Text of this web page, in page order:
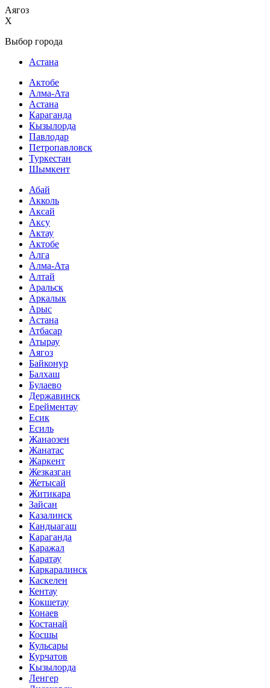
Аягоз
X
Выбор города
Астана
Актобе
Алма-Ата
Астана
Караганда
Кызылорда
Павлодар
Петропавловск
Туркестан
Шымкент
Абай
Акколь
Аксай
Аксу
Актау
Актобе
Алга
Алма-Ата
Алтай
Аральск
Аркалык
Арыс
Астана
Атбасар
Атырау
Аягоз
Байконур
Балхаш
Булаево
Державинск
Ерейментау
Есик
Есиль
Жанаозен
Жанатас
Жаркент
Жезказган
Жетысай
Житикара
Зайсан
Казалинск
Кандыагаш
Караганда
Каражал
Каратау
Каркаралинск
Каскелен
Кентау
Кокшетау
Конаев
Костанай
Косшы
Кульсары
Курчатов
Кызылорда
Ленгер